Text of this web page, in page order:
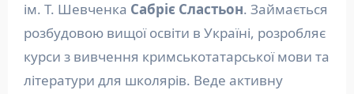
ім. Т. Шевченка Сабріє Сластьон. Займається
розбудовою вищої освіти в Україні, розробляє
курси з вивчення кримськотатарської мови та
літератури для школярів. Веде активну